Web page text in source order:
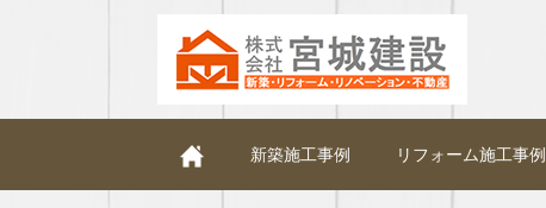
新築施工事例 リフォーム施工事例